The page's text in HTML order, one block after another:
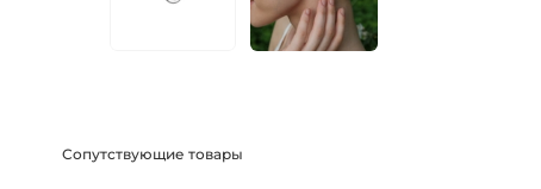
Сопутствующие товары